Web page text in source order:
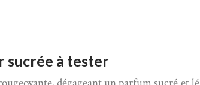
sucrée à tester